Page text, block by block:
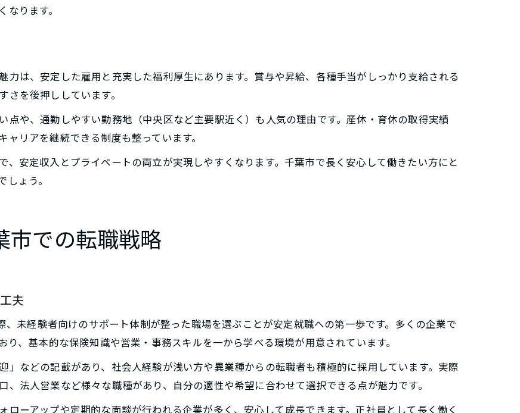
ります。
力は、安定した雇用と充実した福利厚生にあります。賞与や昇給、各種手当がしっかり支給される
を後押ししています。
点や、通勤しやすい勤務地（中央区など主要駅近く）も人気の理由です。産休・育休の取得実績
リアを継続できる制度も整っています。
、安定収入とプライベートの両立が実現しやすくなります。千葉市で長く安心して働きたい方にと
ょう。
市での転職戦略
夫
未経験者向けのサポート体制が整った職場を選ぶことが安定就職への第一歩です。多くの企業で
、基本的な保険知識や営業・事務スキルを一から学べる環境が用意されています。
」などの記載があり、社会人経験が浅い方や異業種からの転職者も積極的に採用しています。実際
法人営業など様々な職種があり、自分の適性や希望に合わせて選択できる点が魅力です。
ーアップや定期的な面談が行われる企業が多く、安心して成長できます。正社員として長く働く